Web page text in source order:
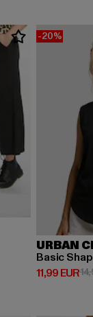
29,99 EUR
-20%
URBAN
Basic
11,99 EUR
Derzeitiger